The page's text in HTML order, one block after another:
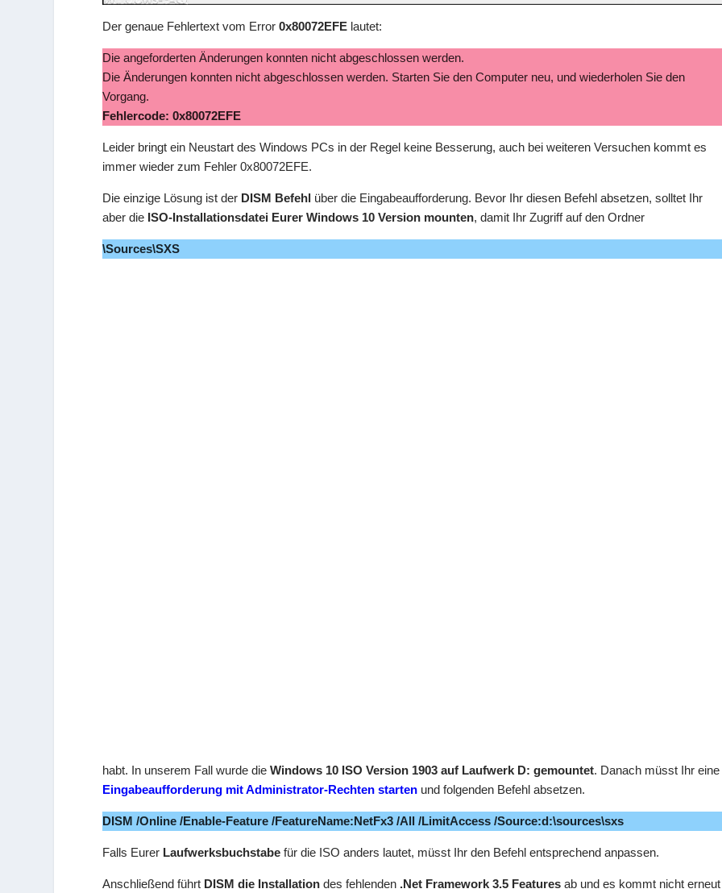
Der genaue Fehlertext vom Error0x80072EFE lautet:
Die angeforderten Änderungen konnten nicht abgeschlossen werden.
Die Änderungen konnten nicht abgeschlossen werden. Starten Sie den Computer neu, und wiederholen Sie den
Vorgang.
Fehlercode: 0x80072EFE
Leider bringt ein Neustart des Windows PCs in der Regel keine Besserung, auch bei weiteren Versuchen kommt es
immer wieder zum Fehler 0x80072EFE.
Die einzige Lösung ist der DISM Befehl über die Eingabeaufforderung. Bevor Ihr diesen Befehl absetzen, solltet Ihr
aber die ISO-Installationsdatei Eurer Windows 10 Version mounten, damit Ihr Zugriff auf den Ordner
\Sources\SXS
habt. In unserem Fall wurde dieWindows 10 ISO Version 1903 auf Laufwerk D: gemountet. Danach müsst Ihr eine
Eingabeaufforderung mit Administrator-Rechten starten und folgenden Befehl absetzen.
DISM /Online /Enable-Feature /FeatureName:NetFx3 /All /LimitAccess /Source:d:\sources\sxs
Falls Eurer Laufwerksbuchstabe für die ISO anders lautet, müsst Ihr den Befehl entsprechend anpassen.
Anschließend führt DISM die Installation des fehlenden .Net Framework 3.5 Features ab und es kommt nicht erneut